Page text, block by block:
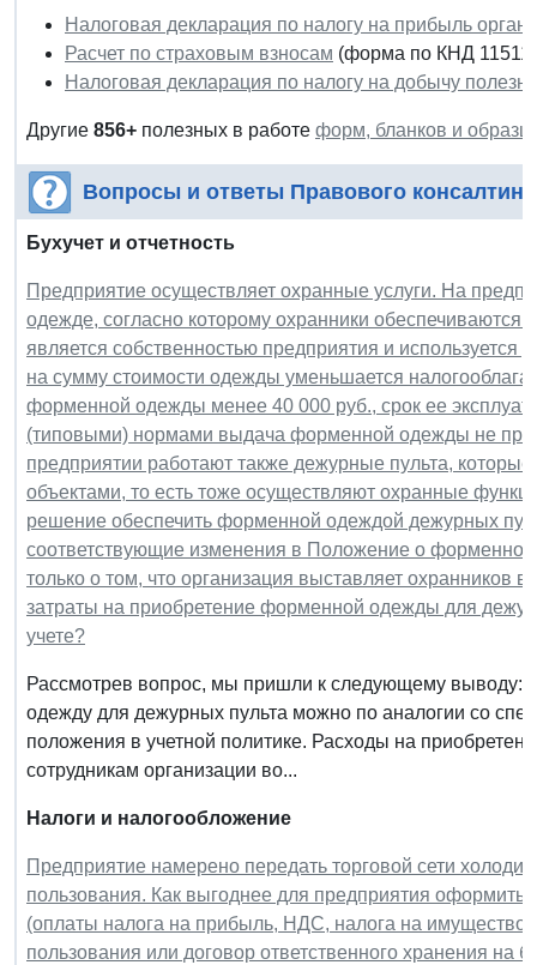
Налоговая декларация по налогу на прибыль
Расчет по страховым взносам (форма по КНД
Налоговая декларация по налогу на добычу
Другие 856+ полезных в работе форм, бланков и
Вопросы и ответы Правового
Бухучет и отчетность
Предприятие осуществляет охранные услуги. На
одежде, согласно которому охранники
является собственностью предприятия и
на сумму стоимости одежды уменьшается
форменной одежды менее 40 000 руб., срок ее
(типовыми) нормами выдача форменной одежды не
предприятии работают также дежурные пульта,
объектами, то есть тоже осуществляют охранные
решение обеспечить форменной одеждой дежурных
соответствующие изменения в Положение о форменной
только о том, что организация выставляет охранников
затраты на приобретение форменной одежды для
учете?
Рассмотрев вопрос, мы пришли к следующему выводу:
одежду для дежурных пульта можно по аналогии со
положения в учетной политике. Расходы на
сотрудникам организации во...
Налоги и налогообложение
Предприятие намерено передать торговой сети
пользования. Как выгоднее для предприятия оформить
(оплаты налога на прибыль, НДС, налога на
пользования или договор ответственного хранения на